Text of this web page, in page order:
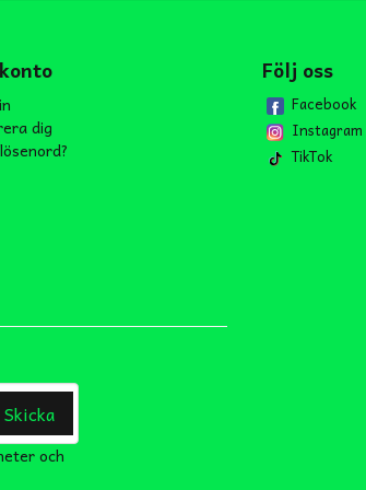
dig
Följ oss
Facebook
Instagram
TikTok
Skicka
och